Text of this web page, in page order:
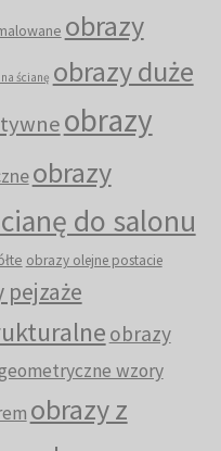
obrazy
ścianę obrazy duże
obrazy
obrazy
do salonu
obrazy olejne postacie
pejzaże
obrazy
wzory
obrazy z